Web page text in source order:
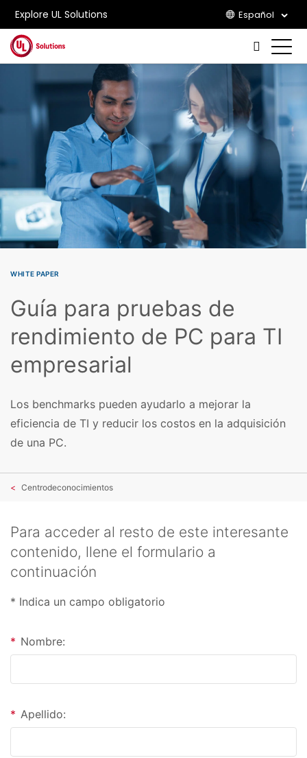
Explore UL Solutions Español
Skip to main content
WHITE PAPER
Guía para pruebas de
rendimiento de PC para TI
empresarial
Los benchmarks pueden ayudarlo a mejorar la
eficiencia de TI y reducir los costos en la adquisición
de una PC.
Centrodeconocimientos
Para acceder al resto de este interesante
contenido, llene el formulario a
continuación
* Indica un campo obligatorio
* Nombre:
* Apellido: